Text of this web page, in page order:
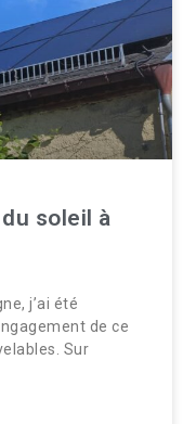
soleil à
j’ai été
de ce
Sur